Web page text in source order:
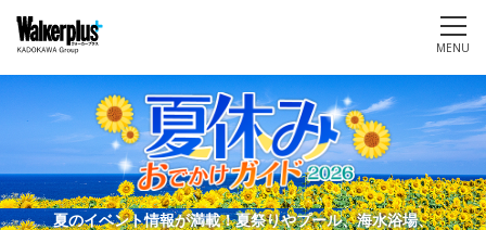
MENU
夏のイベント情報が満載！夏祭りやプール、海水浴場、